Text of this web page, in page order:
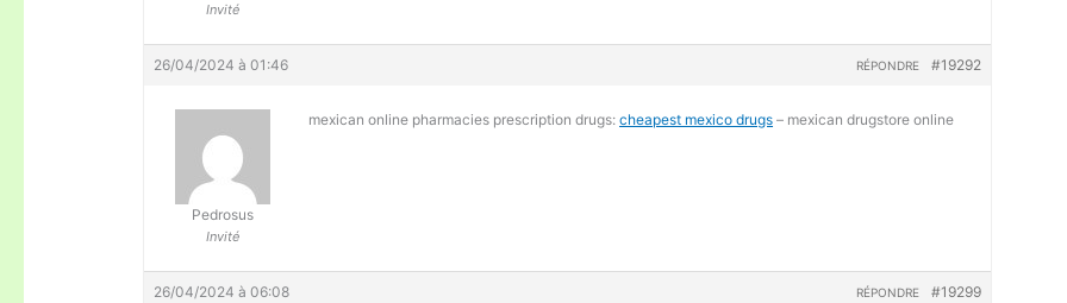
Invité
26/04/2024 à 01:46 #19292
RÉPONDRE
Pedrosus
Invité
mexican online pharmacies prescription drugs:cheapest mexico drugs – mexican drugstore online
26/04/2024 à 06:08 #19299
RÉPONDRE